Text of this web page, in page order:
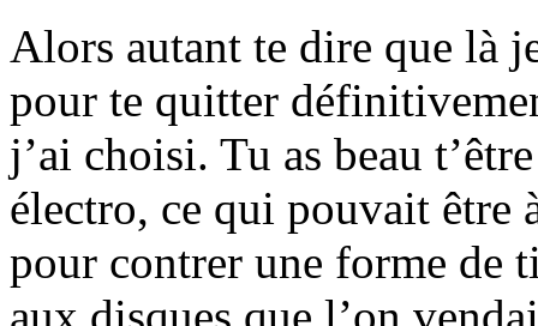
Alors autant te dire que là
pour te quitter
j’ai choisi. Tu as beau
électro, ce qui pouvait être
pour contrer une forme de
aux disques que l’on